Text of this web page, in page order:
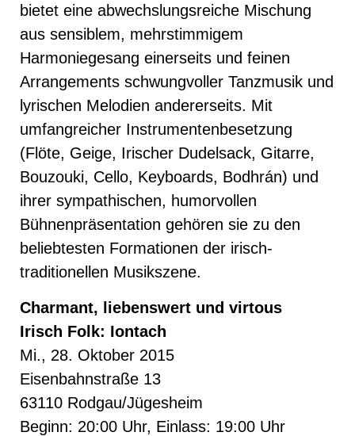
bietet eine abwechslungsreiche Mischung
aus sensiblem, mehrstimmigem
Harmoniegesang einerseits und feinen
Arrangements schwungvoller Tanzmusik und
lyrischen Melodien andererseits. Mit
umfangreicher Instrumentenbesetzung
(Flöte, Geige, Irischer Dudelsack, Gitarre,
Bouzouki, Cello, Keyboards, Bodhrán) und
ihrer sympathischen, humorvollen
Bühnenpräsentation gehören sie zu den
beliebtesten Formationen der irisch-
traditionellen Musikszene.
Charmant, liebenswert und virtous
Irisch Folk: Iontach
Mi., 28. Oktober 2015
Eisenbahnstraße 13
63110 Rodgau/Jügesheim
Beginn: 20:00 Uhr, Einlass: 19:00 Uhr